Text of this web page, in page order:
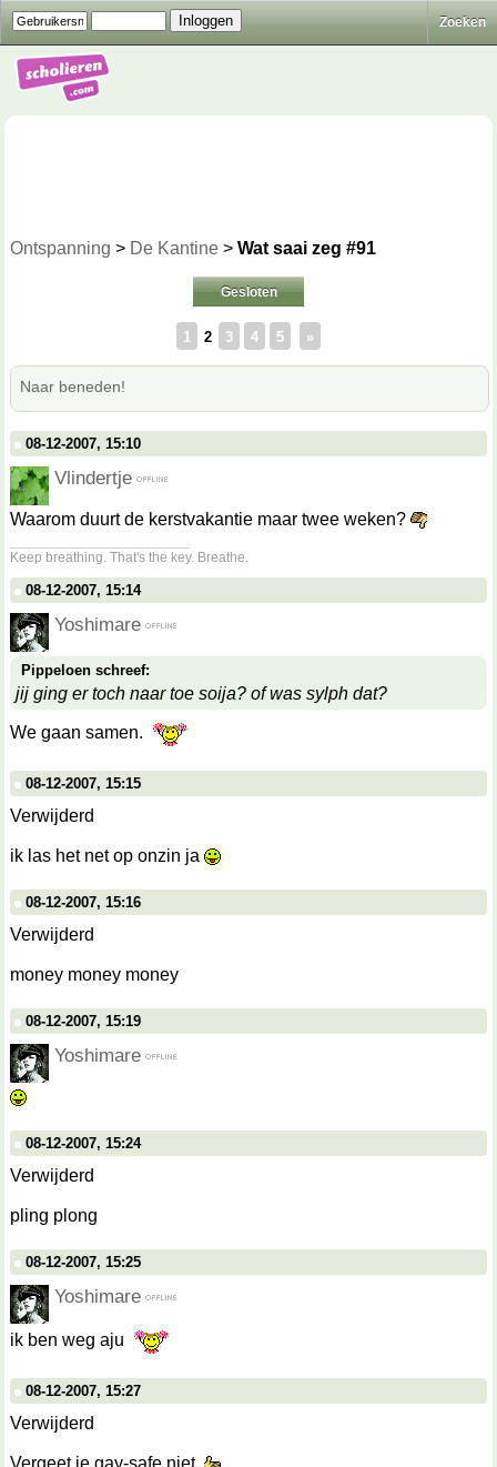
Zoeken
Ontspanning > De Kantine > Wat saai zeg #91
Gesloten
1 2 3 4 5 »
Naar beneden!
08-12-2007, 15:10
Vlindertje
Waarom duurt de kerstvakantie maar twee weken?
Keep breathing. That's the key. Breathe.
08-12-2007, 15:14
Yoshimare
Pippeloen schreef:
jij ging er toch naar toe soija? of was sylph dat?
We gaan samen.
08-12-2007, 15:15
Verwijderd
ik las het net op onzin ja
08-12-2007, 15:16
Verwijderd
money money money
08-12-2007, 15:19
Yoshimare
08-12-2007, 15:24
Verwijderd
pling plong
08-12-2007, 15:25
Yoshimare
ik ben weg aju
08-12-2007, 15:27
Verwijderd
Vergeet je gay-safe niet.